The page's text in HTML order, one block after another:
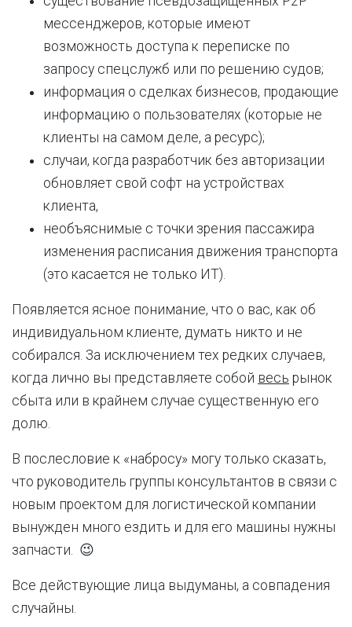
мессенджеров, которые имеют
возможность доступа к переписке по
запросу спецслужб или по решению судов;
информация о сделках бизнесов, продающие
информацию о пользователях (которые не
клиенты на самом деле, а ресурс);
случаи, когда разработчик без авторизации
обновляет свой софт на устройствах
клиента,
необъяснимые с точки зрения пассажира
изменения расписания движения транспорта
(это касается не только ИТ).
Появляется ясное понимание, что о вас, как об
индивидуальном клиенте, думать никто и не
собирался. За исключением тех редких случаев,
когда лично вы представляете собой весь рынок
сбыта или в крайнем случае существенную его
долю.
В послесловие к «набросу» могу только сказать,
что руководитель группы консультантов в связи с
новым проектом для логистической компании
вынужден много ездить и для его машины нужны
запчасти. 😉
Все действующие лица выдуманы, а совпадения
случайны.